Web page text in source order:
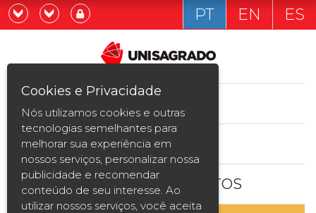
Graduação
Pós-graduação e MBA
Curta Duração
Vestibular
Já sou estudande
Quero ser estudante
PT EN ES
ESTUDE AQUI
BOLSAS E DESCONTOS
Cookies e Privacidade
Nós utilizamos cookies e outras
tecnologias semelhantes para
melhorar sua experiência em
nossos serviços, personalizar nossa
publicidade e recomendar
conteúdo de seu interesse. Ao
utilizar nossos serviços, você aceita